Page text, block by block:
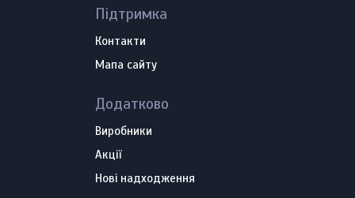
Підтримка
Контакти
Мапа сайту
Додатково
Виробники
Акції
Нові надходження